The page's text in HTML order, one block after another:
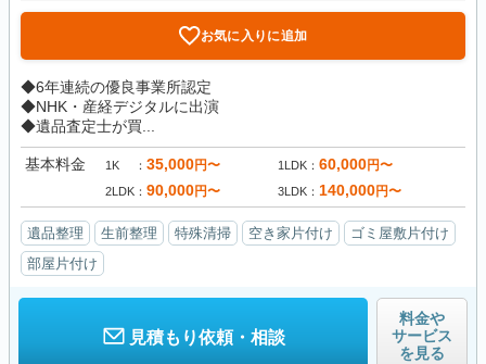
お気に入りに追加
◆6年連続の優良事業所認定
◆NHK・産経デジタルに出演
◆遺品査定士が買...
基本料金 1K 35,000円〜 1LDK 60,000円〜
2LDK 90,000円〜 3LDK 140,000円〜
遺品整理 生前整理 特殊清掃 空き家片付け
ゴミ屋敷片付け
部屋片付け
見積もり依頼・相談
料金や
サービス
を見る